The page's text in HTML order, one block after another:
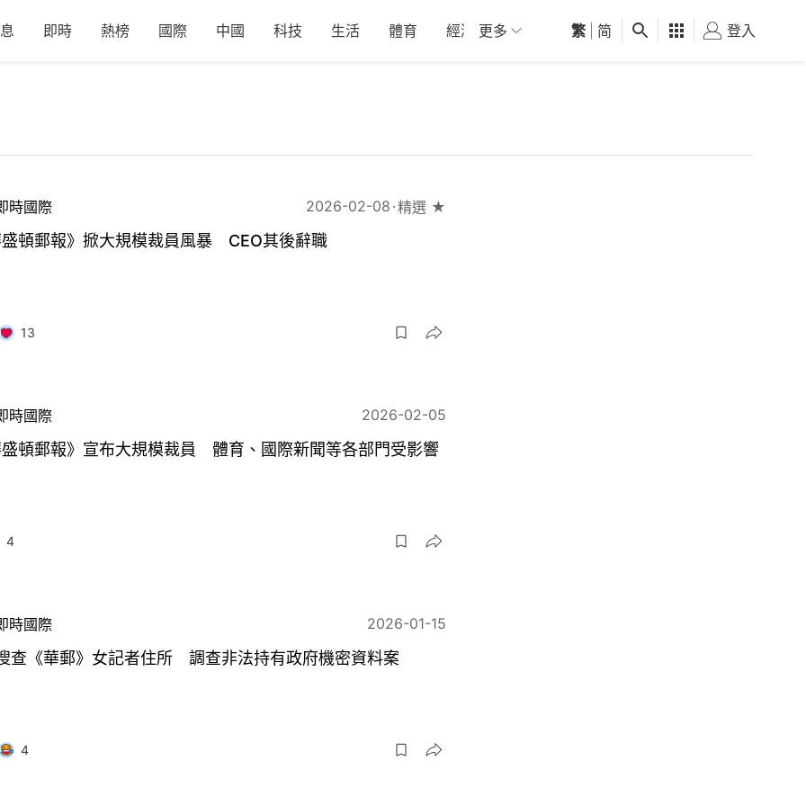
即時 熱榜 國際 中國 科技 生活 體育 經濟 01深圳 觀點 健康 好食玩飛
更多 繁 简 登入
時國際 2026-02-08 精選 ★
頓郵報》掀大規模裁員風暴 CEO其後辭職
13
時國際 2026-02-05
頓郵報》宣布大規模裁員 體育、國際新聞等各部門受影響
4
時國際 2026-01-15
查《華郵》女記者住所 調查非法持有政府機密資料案
4